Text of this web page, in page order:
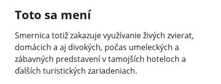
Toto sa mení
Smernica totiž zakazuje využívanie živých zvierat,
domácich a aj divokých, počas umeleckých a
zábavných predstavení v tamojších hoteloch a
ďalších turistických zariadeniach.